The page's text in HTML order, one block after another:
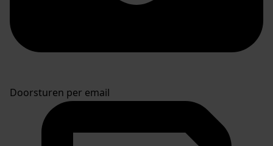
Doorsturen per email